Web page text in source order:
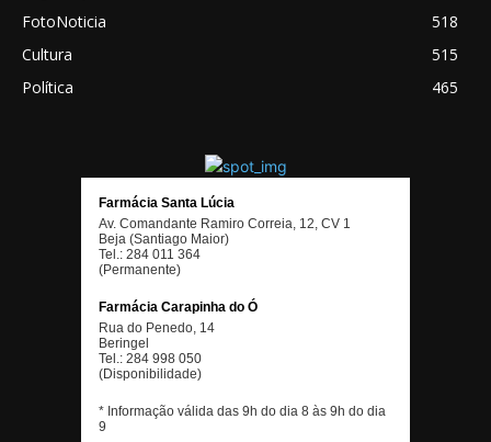
FotoNoticia
518
Cultura
515
Política
465